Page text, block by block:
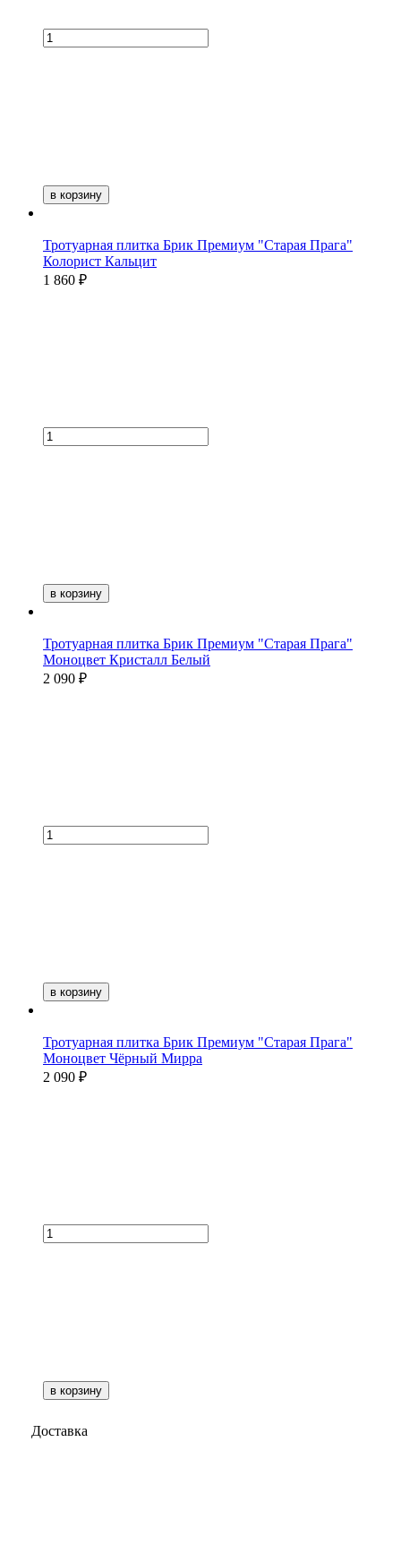
в корзину
Тротуарная плитка Брик Премиум "Старая Прага"
Колорист Кальцит
1 860 ₽
в корзину
Тротуарная плитка Брик Премиум "Старая Прага"
Моноцвет Кристалл Белый
2 090 ₽
в корзину
Тротуарная плитка Брик Премиум "Старая Прага"
Моноцвет Чёрный Мирра
2 090 ₽
в корзину
Доставка